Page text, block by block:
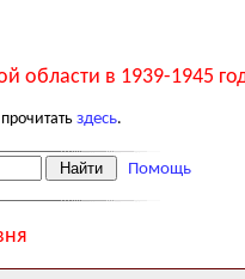
области в 1939-1945
здесь.
Помощь